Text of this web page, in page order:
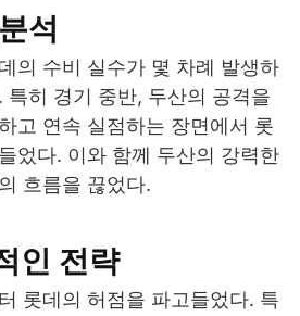
석
의 수비 실수가 몇 차례 발생하
특히 경기 중반, 두산의 공격을
고 연속 실점하는 장면에서 롯
었다. 이와 함께 두산의 강력한
흐름을 끊었다.
인 전략
롯데의 허점을 파고들었다. 특